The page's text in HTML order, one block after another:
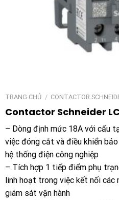
TRANG CHỦ / CONTACTOR
Contactor Schneider
– Dòng định mức 18A với cấu
việc đóng cắt và điều khiển
hệ thống điện công nghiệp
– Tích hợp 1 tiếp điểm phụ
linh hoạt trong việc kết nối các
giám sát vận hành